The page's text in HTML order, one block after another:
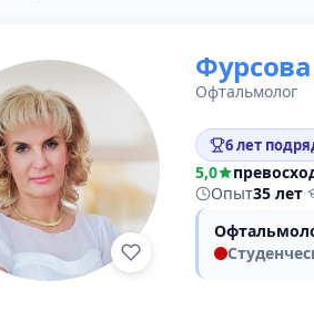
Офтальмолог
6 лет
5,0
Опыт35 лет·